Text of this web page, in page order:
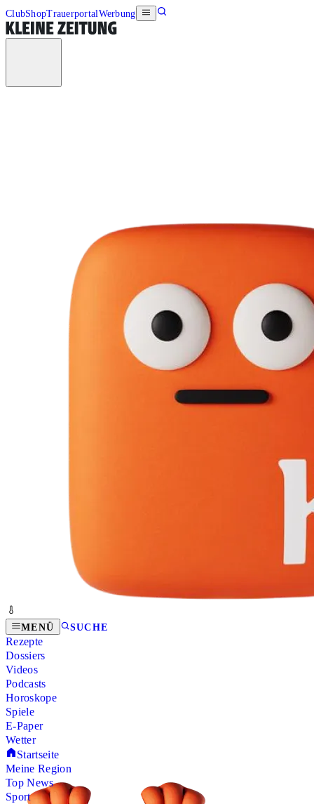
ClubShopTrauerportalWerbung
MENÜ SUCHE
Rezepte
Dossiers
Videos
Podcasts
Horoskope
Spiele
E-Paper
Wetter
Startseite
Meine Region
Top News
Sport